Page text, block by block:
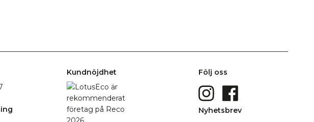
Kundnöjdhet Följ oss
Nyhetsbrev